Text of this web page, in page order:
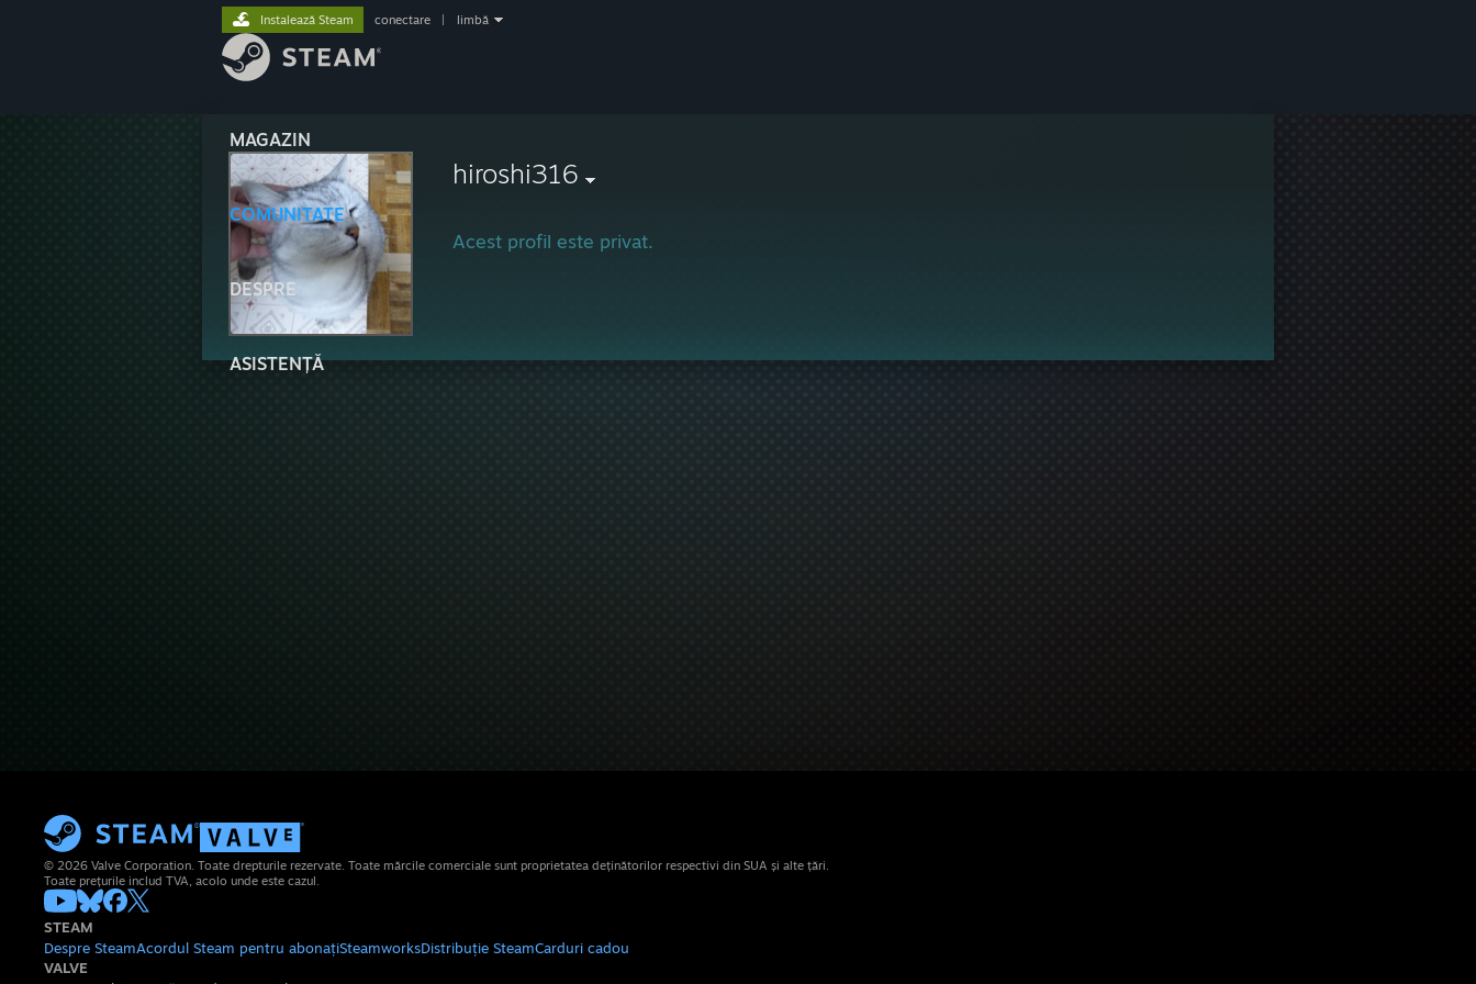
MAGAZIN
COMUNITATE
DESPRE
ASISTENȚĂ
Instalează Steam conectare limbă
hiroshi316
Acest profil este privat.
© 2026 Valve Corporation. Toate drepturile rezervate. Toate mărcile comerciale sunt proprietatea deținătorilor respectivi din SUA și alte țări.
Toate prețurile includ TVA, acolo unde este cazul.
STEAM
Despre SteamAcordul Steam pentru abonațiSteamworksDistribuție SteamCarduri cadou
VALVE